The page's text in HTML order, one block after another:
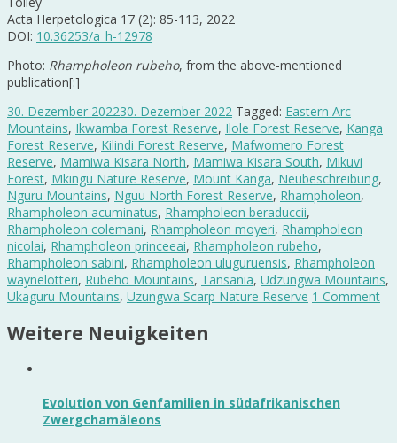
Acta Herpetologica 17 (2): 85-113, 2022
DOI: 10.36253/a_h-12978
Photo: Rhampholeon rubeho, from the above-mentioned
publication[:]
30. Dezember 202230. Dezember 2022 Tagged: Eastern Arc
Mountains, Ikwamba Forest Reserve, Ilole Forest Reserve, Kanga
Forest Reserve, Kilindi Forest Reserve, Mafwomero Forest
Reserve, Mamiwa Kisara North, Mamiwa Kisara South, Mikuvi
Forest, Mkingu Nature Reserve, Mount Kanga, Neubeschreibung,
Nguru Mountains, Nguu North Forest Reserve, Rhampholeon,
Rhampholeon acuminatus, Rhampholeon beraduccii,
Rhampholeon colemani, Rhampholeon moyeri, Rhampholeon
nicolai, Rhampholeon princeeai, Rhampholeon rubeho,
Rhampholeon sabini, Rhampholeon uluguruensis, Rhampholeon
waynelotteri, Rubeho Mountains, Tansania, Udzungwa Mountains,
Ukaguru Mountains, Uzungwa Scarp Nature Reserve 1 Comment
Weitere Neuigkeiten
Evolution von Genfamilien in südafrikanischen
Zwergchamäleons